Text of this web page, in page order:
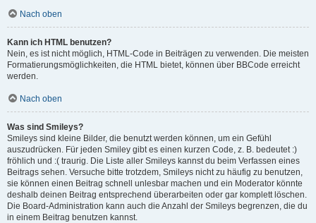
Nach oben
Kann ich HTML benutzen?
Nein, es ist nicht möglich, HTML-Code in Beiträgen zu verwenden. Die meisten
Formatierungsmöglichkeiten, die HTML bietet, können über BBCode erreicht
werden.
Nach oben
Was sind Smileys?
Smileys sind kleine Bilder, die benutzt werden können, um ein Gefühl
auszudrücken. Für jeden Smiley gibt es einen kurzen Code, z. B. bedeutet :)
fröhlich und :( traurig. Die Liste aller Smileys kannst du beim Verfassen eines
Beitrags sehen. Versuche bitte trotzdem, Smileys nicht zu häufig zu benutzen,
sie können einen Beitrag schnell unlesbar machen und ein Moderator könnte
deshalb deinen Beitrag entsprechend überarbeiten oder gar komplett löschen.
Die Board-Administration kann auch die Anzahl der Smileys begrenzen, die du
in einem Beitrag benutzen kannst.